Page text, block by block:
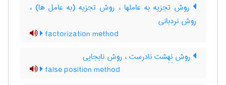
روش تجزیه به عاملها ، روش تجزیه (به عامل ها) ،
روش نردبانی
factorization method
روش نِهِشت نادرست ، روش نابجایی
false position method